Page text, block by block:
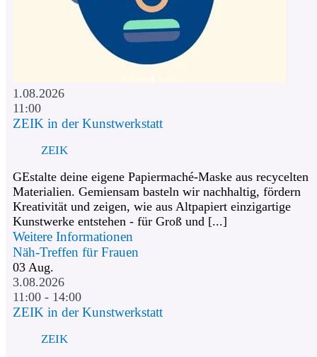
1.08.2026
11:00
ZEIK in der Kunstwerkstatt
ZEIK
GEstalte deine eigene Papiermaché-Maske aus recycelten
Materialien. Gemiensam basteln wir nachhaltig, fördern
Kreativität und zeigen, wie aus Altpapiert einzigartige
Kunstwerke entstehen - für Groß und [...]
Weitere Informationen
Näh-Treffen für Frauen
03 Aug.
3.08.2026
11:00 - 14:00
ZEIK in der Kunstwerkstatt
ZEIK